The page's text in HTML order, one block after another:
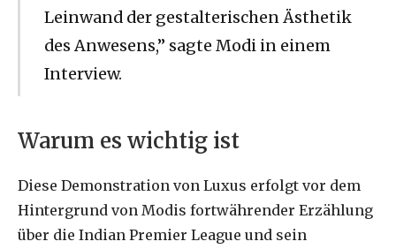
Leinwand der gestalterischen Ästhetik
des Anwesens,” sagte Modi in einem
Interview.
Warum es wichtig ist
Diese Demonstration von Luxus erfolgt vor dem
Hintergrund von Modis fortwährender Erzählung
über die Indian Premier League und sein